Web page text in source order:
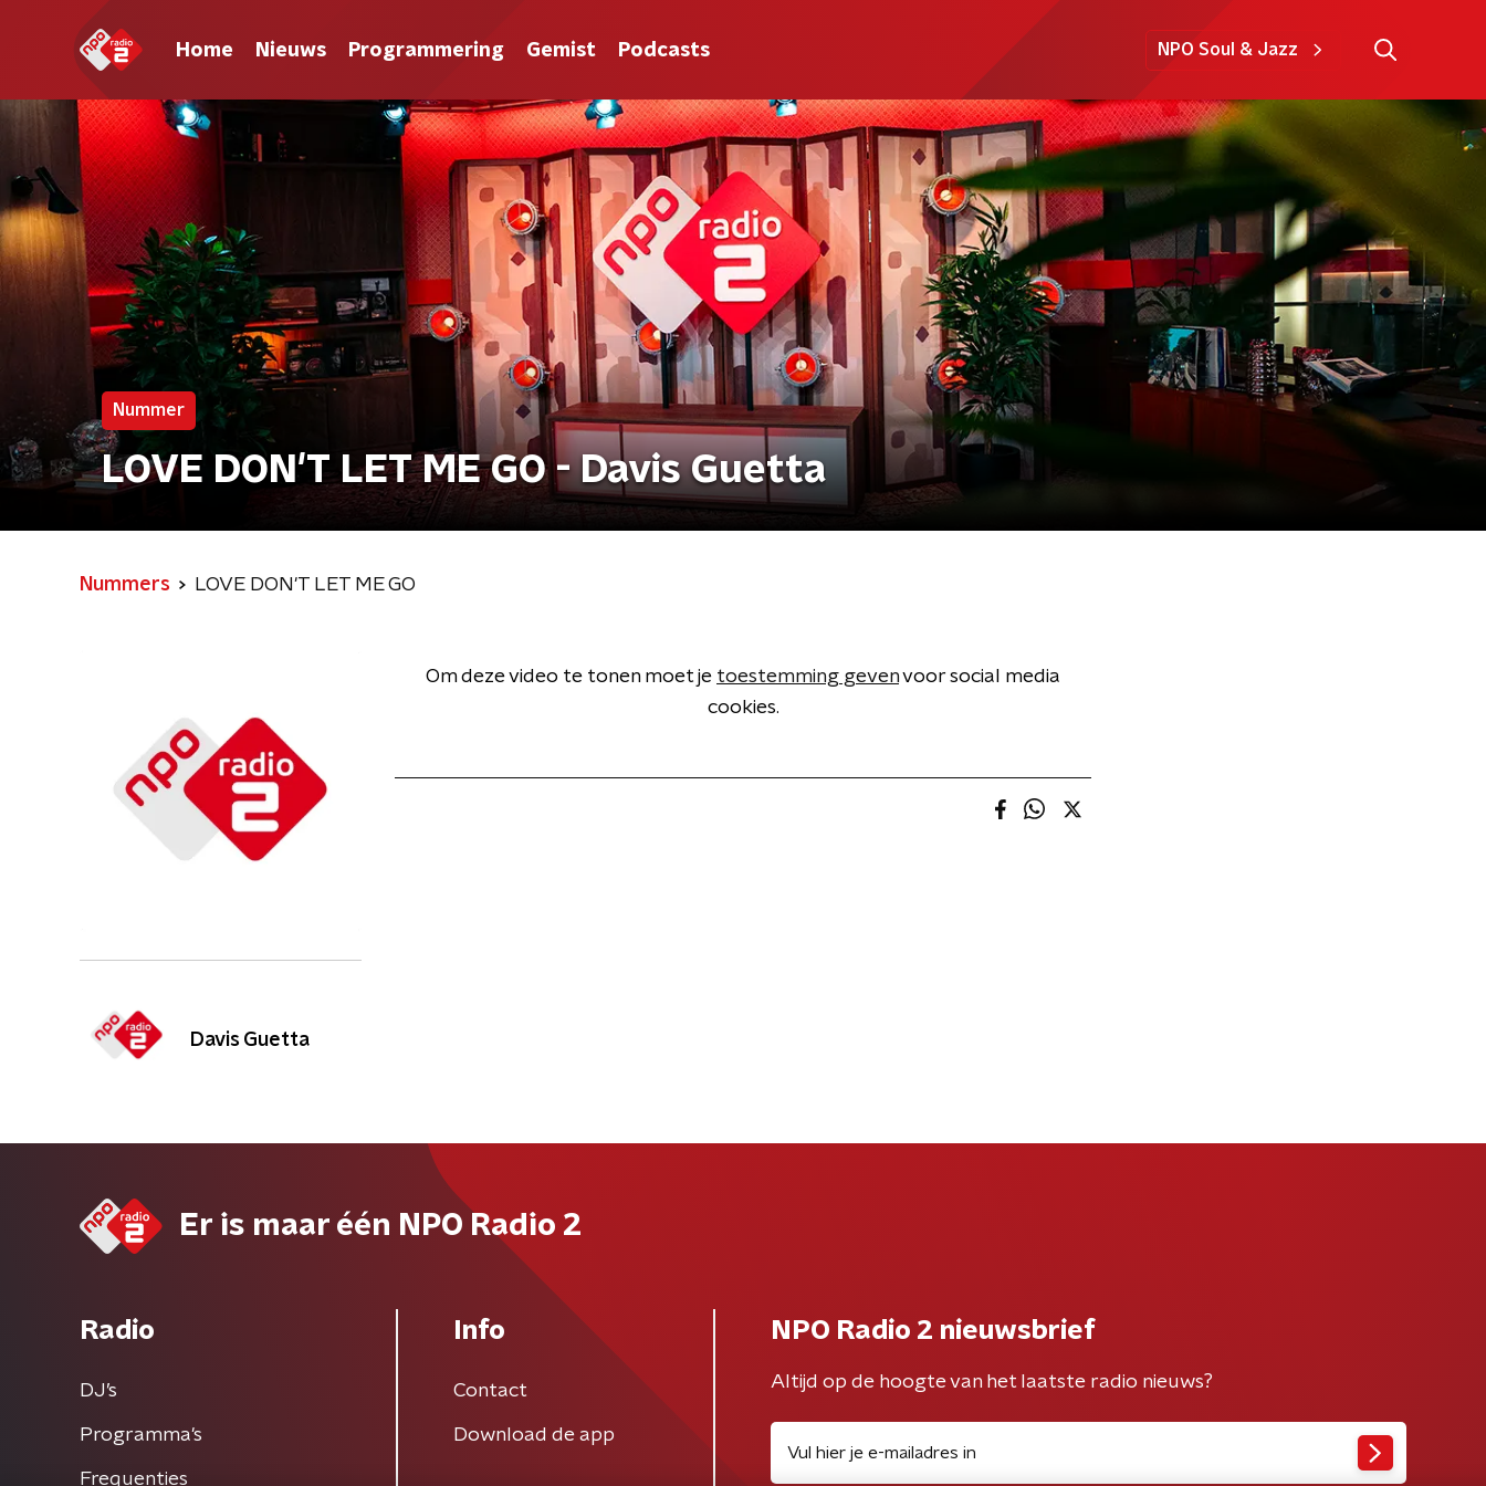
Home Nieuws Programmering Gemist Podcasts NPO Soul & Jazz
Nummer
LOVE DON'T LET ME GO - Davis Guetta
Nummers LOVE DON'T LET ME GO
Davis Guetta
Om deze video te tonen moet je toestemming gevenvoor social media
cookies.
Er is maar één NPO Radio 2
Radio
DJ’s
Programma's
Frequenties
Info
Contact
Download de app
NPO Radio 2 nieuwsbrief
Altijd op de hoogte van het laatste radio nieuws?